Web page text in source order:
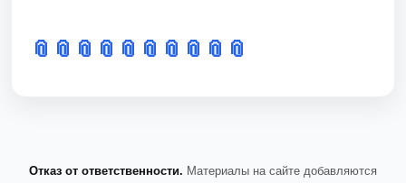
📎 📎 📎 📎 📎 📎 📎 📎 📎 📎
Отказ от ответственности. Материалы на сайте добавляются